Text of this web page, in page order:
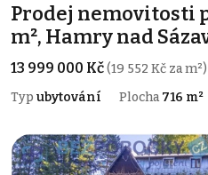
Prodej nemovitosti
m², Hamry nad
13 999 000 Kč(19 552 Kč za m²)
Typ ubytování Plocha 716 m²